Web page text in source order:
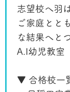
志望校へ羽
ご家庭とと
な結果へと
A.I幼児教室
▼ 合格校一